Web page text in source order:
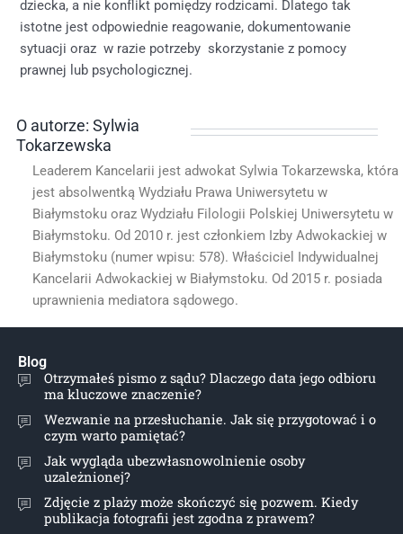
dziecka, a nie konflikt pomiędzy rodzicami. Dlatego tak
istotne jest odpowiednie reagowanie, dokumentowanie
sytuacji oraz w razie potrzeby skorzystanie z pomocy
prawnej lub psychologicznej.
O autorze: Sylwia
Tokarzewska
Leaderem Kancelarii jest adwokat Sylwia Tokarzewska, która
jest absolwentką Wydziału Prawa Uniwersytetu w
Białymstoku oraz Wydziału Filologii Polskiej Uniwersytetu w
Białymstoku. Od 2010 r. jest członkiem Izby Adwokackiej w
Białymstoku (numer wpisu: 578). Właściciel Indywidualnej
Kancelarii Adwokackiej w Białymstoku. Od 2015 r. posiada
uprawnienia mediatora sądowego.
Blog
Otrzymałeś pismo z sądu? Dlaczego data jego odbioru
ma kluczowe znaczenie?
Wezwanie na przesłuchanie. Jak się przygotować i o
czym warto pamiętać?
Jak wygląda ubezwłasnowolnienie osoby
uzależnionej?
Zdjęcie z plaży może skończyć się pozwem. Kiedy
publikacja fotografii jest zgodna z prawem?